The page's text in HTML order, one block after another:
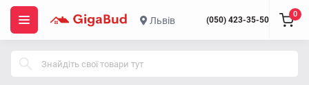
Львів (050) 423-35-50
0